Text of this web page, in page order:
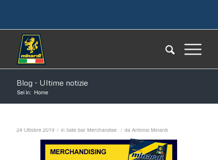
Blog - Ultime notizie
Sei in: Home
24 Ottobre 2019 / in Side bar Merchandise / da Antonio Minardi